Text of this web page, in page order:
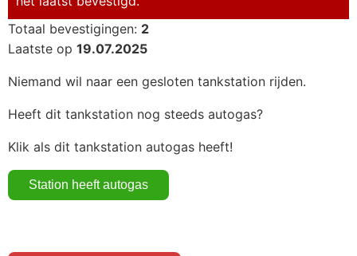
Totaal bevestigingen: 2
Laatste op 19.07.2025
Niemand wil naar een gesloten tankstation rijden.
Heeft dit tankstation nog steeds autogas?
Klik als dit tankstation autogas heeft!